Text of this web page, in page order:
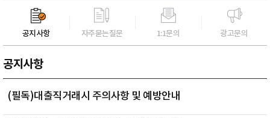
공지사항 자주묻는질문 1:1문의 광고문의
공지사항
(필독)대출직거래시 주의사항 및 예방안내